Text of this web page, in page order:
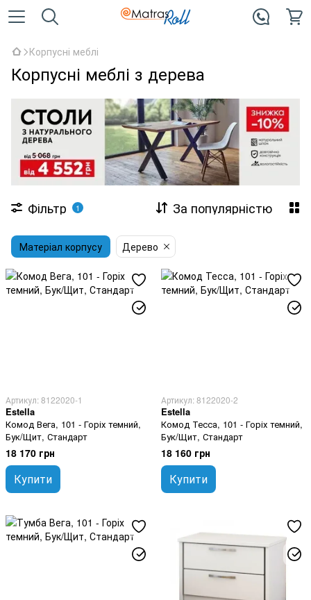
Корпусні меблі
Корпусні меблі з дерева
Фільтр 1 За популярністю
Матеріал корпусу Дерево
Артикул: 8122020-1
Estella
Комод Вега, 101 - Горіх темний,
Бук/Щит, Стандарт
18 170 грн
Купити
Артикул: 8122020-2
Estella
Комод Тесса, 101 - Горіх темний,
Бук/Щит, Стандарт
18 160 грн
Купити